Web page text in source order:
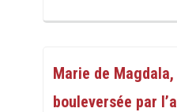
Marie de
bouleversée par